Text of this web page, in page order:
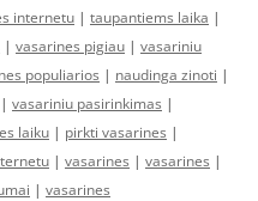
internetu | taupantiems laika |
| vasarines pigiau | vasariniu
populiarios | naudinga zinoti |
| vasariniu pasirinkimas |
laiku | pirkti vasarines |
| vasarines | vasarines |
| vasarines